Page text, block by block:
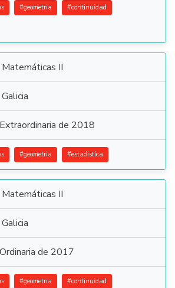
#geometria #continuidad
Matemáticas II
Galicia
Extraordinaria de 2018
#geometria #estadistica
Matemáticas II
Galicia
Ordinaria de 2017
#geometria #continuidad